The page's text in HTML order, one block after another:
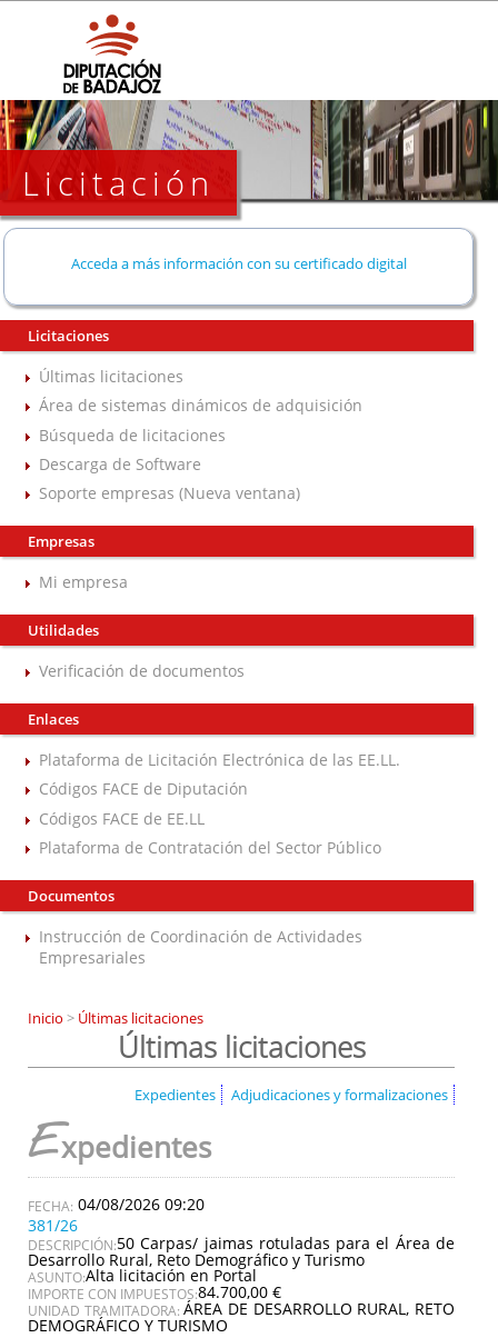
Licitación
Acceda a más información con su certificado digital
Licitaciones
Últimas licitaciones
Área de sistemas dinámicos de adquisición
Búsqueda de licitaciones
Descarga de Software
Soporte empresas (Nueva ventana)
Empresas
Mi empresa
Utilidades
Verificación de documentos
Enlaces
Plataforma de Licitación Electrónica de las EE.LL.
Códigos FACE de Diputación
Códigos FACE de EE.LL
Plataforma de Contratación del Sector Público
Documentos
Instrucción de Coordinación de Actividades
Empresariales
Inicio > Últimas licitaciones
Últimas licitaciones
Expedientes Adjudicaciones y formalizaciones
Expedientes
04/08/2026 09:20
381/26
DESCRIPCIÓN:50 Carpas/ jaimas rotuladas para el Área de
Desarrollo Rural, Reto Demográfico y Turismo
ASUNTO:Alta licitación en Portal
IMPORTE CON IMPUESTOS:84.700,00 €
UNIDAD TRAMITADORA:ÁREA DE DESARROLLO RURAL, RETO
DEMOGRÁFICO Y TURISMO